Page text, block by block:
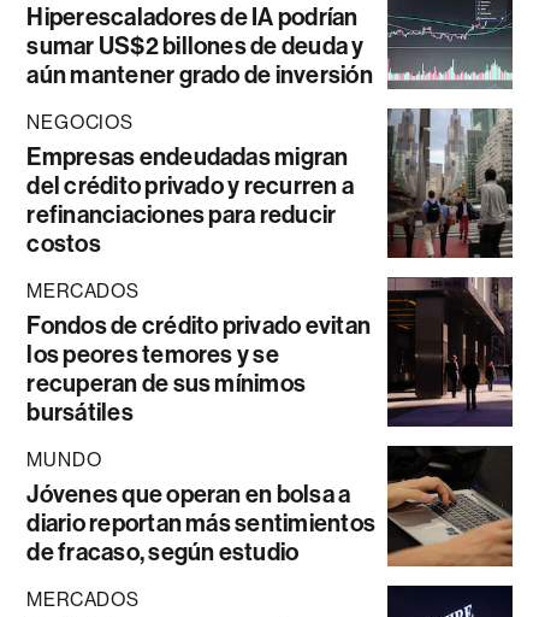
Hiperescaladores de IA podrían
sumar US$2 billones de deuda y
aún mantener grado de inversión
NEGOCIOS
Empresas endeudadas migran
del crédito privado y recurren a
refinanciaciones para reducir
costos
MERCADOS
Fondos de crédito privado evitan
los peores temores y se
recuperan de sus mínimos
bursátiles
MUNDO
Jóvenes que operan en bolsa a
diario reportan más sentimientos
de fracaso, según estudio
MERCADOS